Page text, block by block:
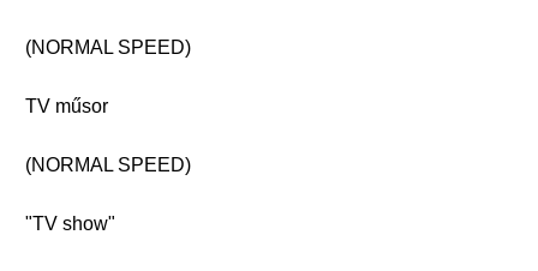
(NORMAL SPEED)
TV műsor
(NORMAL SPEED)
"TV show"